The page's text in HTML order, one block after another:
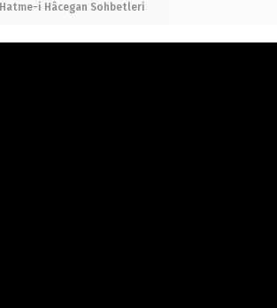
Hatme-i Hâcegan Sohbetleri